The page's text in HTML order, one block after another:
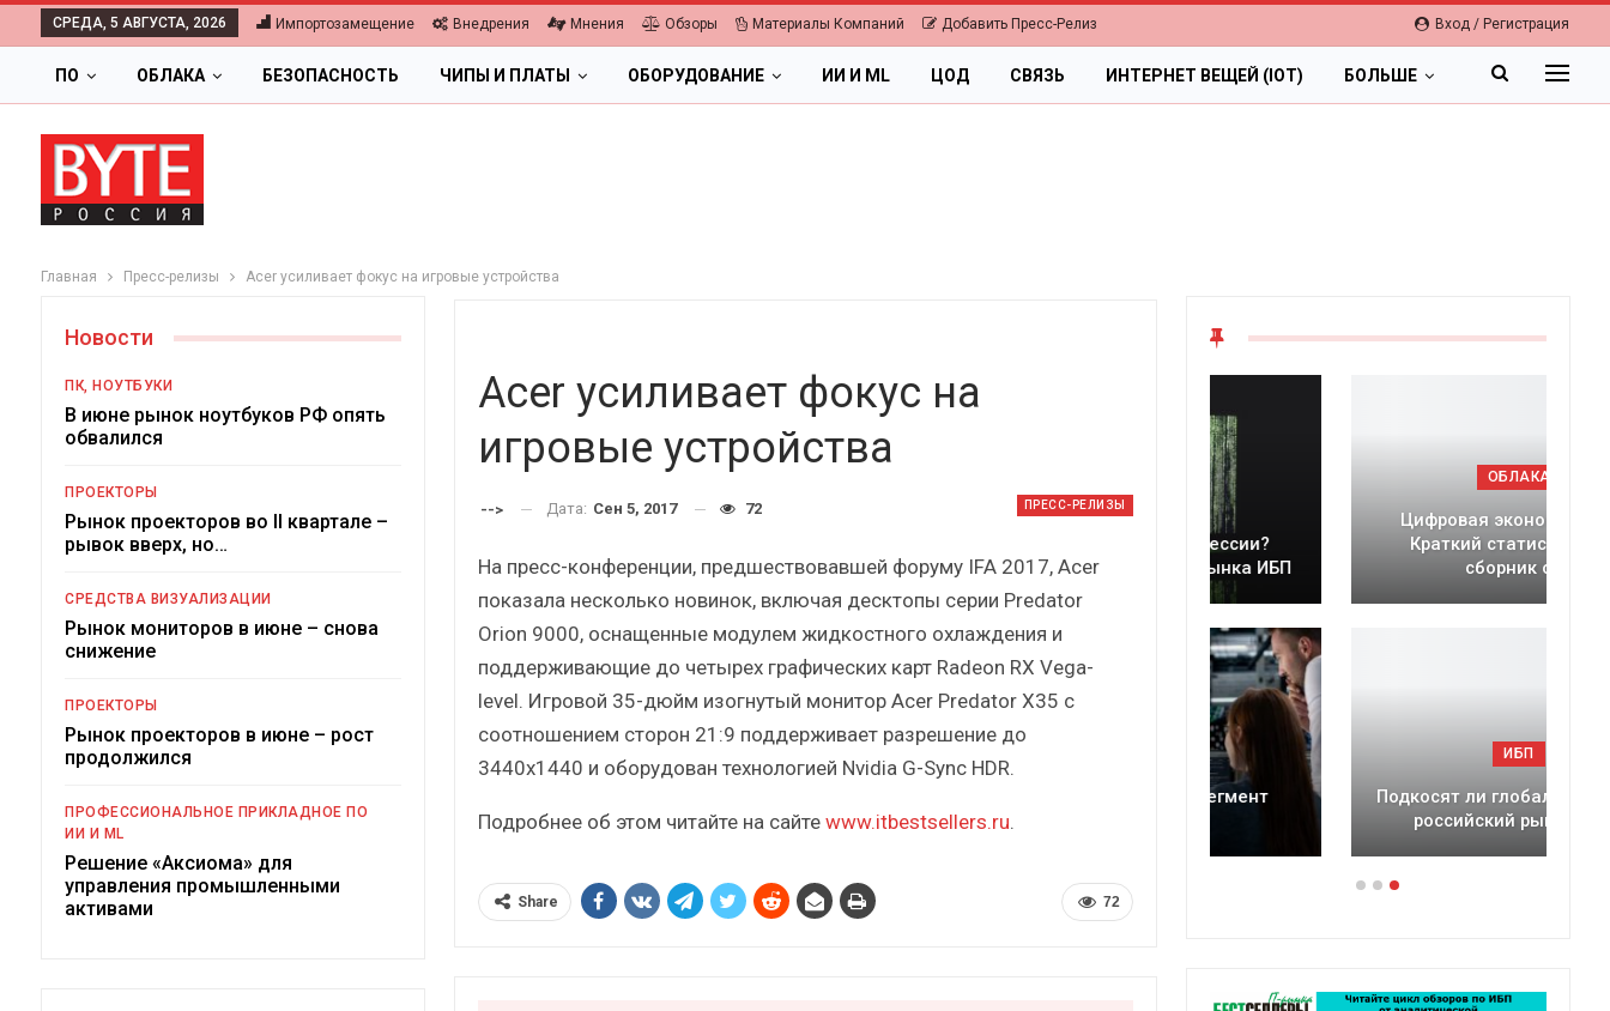
Вход / Регистрация
СРЕДА, 5 АВГУСТА, 2026 Импортозамещение Внедрения Мнения Обзоры Материалы Компаний Добавить Пресс-Релиз
ПО ОБЛАКА БЕЗОПАСНОСТЬ ЧИПЫ И ПЛАТЫ ОБОРУДОВАНИЕ ИИ И ML ЦОД СВЯЗЬ ИНТЕРНЕТ ВЕЩЕЙ (IOT) БОЛЬШЕ
Главная Пресс-релизы Acer усиливает фокус на игровые устройства
Acer усиливает фокус на
игровые устройства
ПРЕСС-РЕЛИЗЫ
--> Дата: Сен 5, 2017 72
На пресс-конференции, предшествовавшей форуму IFA 2017, Acer
показала несколько новинок, включая десктопы серии Predator
Orion 9000, оснащенные модулем жидкостного охлаждения и
поддерживающие до четырех графических карт Radeon RX Vega-
level. Игровой 35-дюйм изогнутый монитор Acer Predator X35 с
соотношением сторон 21:9 поддерживает разрешение до
3440х1440 и оборудован технологией Nvidia G-Sync HDR.
Подробнее об этом читайте на сайте www.itbestsellers.ru.
72
Share
Новости
ПК, НОУТБУКИ
В июне рынок ноутбуков РФ опять
обвалился
ПРОЕКТОРЫ
Рынок проекторов во II квартале –
рывок вверх, но…
СРЕДСТВА ВИЗУАЛИЗАЦИИ
Рынок мониторов в июне – снова
снижение
ПРОЕКТОРЫ
Рынок проекторов в июне – рост
продолжился
ПРОФЕССИОНАЛЬНОЕ ПРИКЛАДНОЕ ПО
ИИ И ML
Решение «Аксиома» для
управления промышленными
активами
Цифровая экономика 2026.
Краткий статистический
российский рынок ИБП?
ПК, НОУТБУКИ
российского ИТ-рынка в 2025 г.
Часть II.
ИБП
Анализ российского рынка ИБП
рынка ИБП
Цифровая экономика 2026.
Краткий статистический
Подкосят ли глобальные угрозы
российский рынок ИБП?